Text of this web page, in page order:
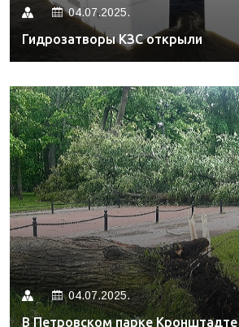
04.07.2025.
Гидрозатворы КЗС открыли
04.07.2025.
В Петровском парке Кронштадте